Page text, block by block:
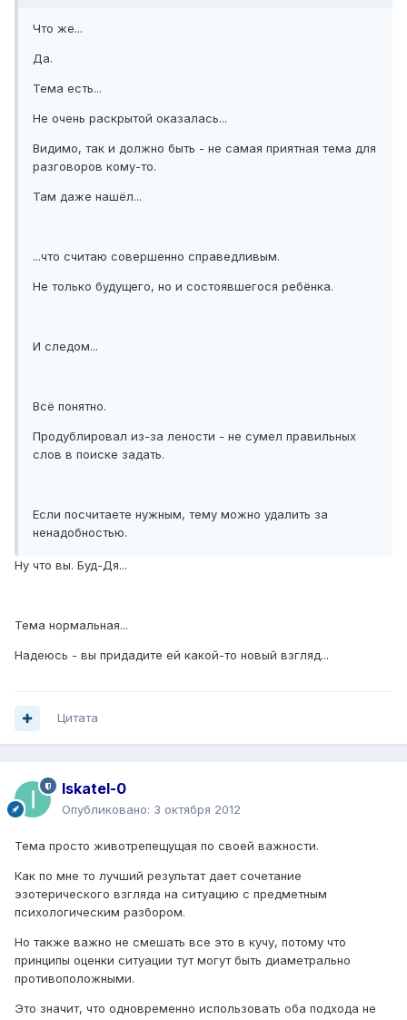
Что же...
Да.
Тема есть...
Не очень раскрытой оказалась...
Видимо, так и должно быть - не самая приятная тема для
разговоров кому-то.
Там даже нашёл...
...что считаю совершенно справедливым.
Не только будущего, но и состоявшегося ребёнка.
И следом...
Всё понятно.
Продублировал из-за лености - не сумел правильных
слов в поиске задать.
Если посчитаете нужным, тему можно удалить за
ненадобностью.
Ну что вы. Буд-Дя...
Тема нормальная...
Надеюсь - вы придадите ей какой-то новый взгляд...
Цитата
Iskatel-0
Опубликовано: 3 октября 2012
Тема просто животрепещущая по своей важности.
Как по мне то лучший результат дает сочетание
эзотерического взгляда на ситуацию с предметным
психологическим разбором.
Но также важно не смешать все это в кучу, потому что
принципы оценки ситуации тут могут быть диаметрально
противоположными.
Это значит, что одновременно использовать оба подхода не